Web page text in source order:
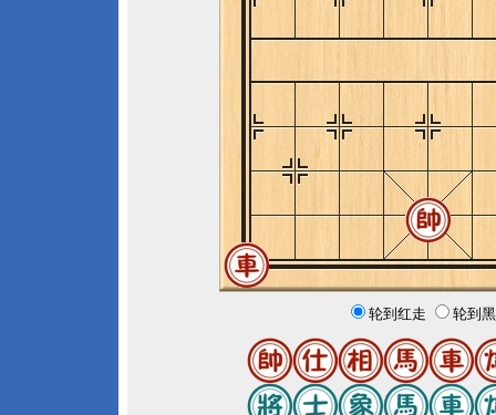
轮到红走 轮到